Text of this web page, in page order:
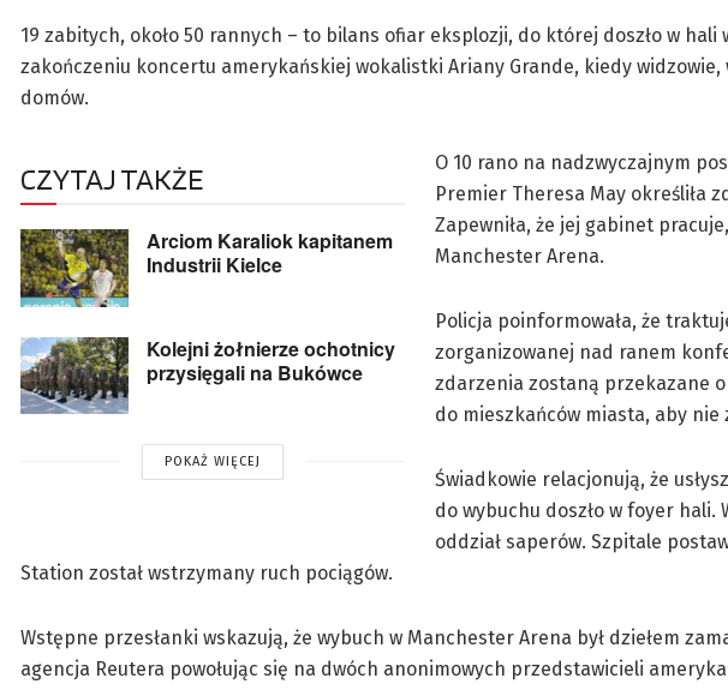
19 zabitych, około 50 rannych – to bilans ofiar eksplozji, do której doszło w
zakończeniu koncertu amerykańskiej wokalistki Ariany Grande, kiedy
domów.
CZYTAJ TAKŻE
Arciom Karaliok kapitanem
Industrii Kielce
Kolejni żołnierze ochotnicy
przysięgali na Bukówce
POKAŻ WIĘCEJ
O 10 rano na nadzwyczajnym
Premier Theresa May określiła
Zapewniła, że jej gabinet
Manchester Arena.
Policja poinformowała, że
zorganizowanej nad ranem
zdarzenia zostaną przekazane
do mieszkańców miasta, aby
Świadkowie relacjonują, że
do wybuchu doszło w foyer hali.
oddział saperów. Szpitale
Station został wstrzymany ruch pociągów.
Wstępne przesłanki wskazują, że wybuch w Manchester Arena był dziełem
agencja Reutera powołując się na dwóch anonimowych przedstawicieli